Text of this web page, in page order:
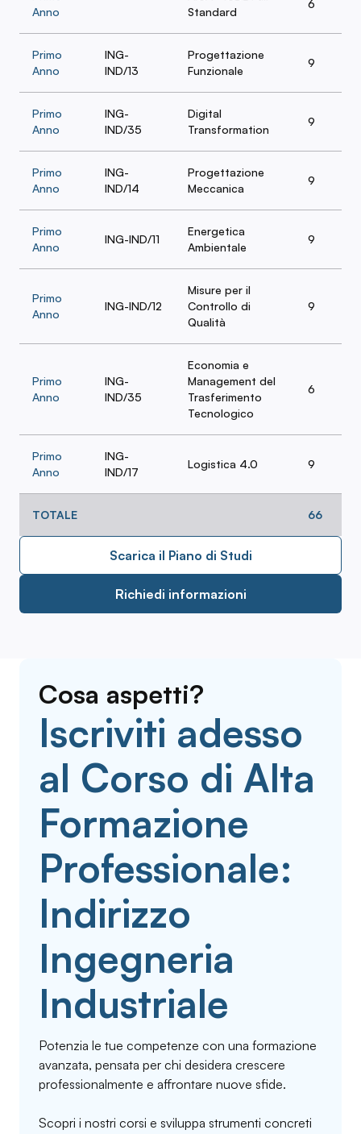
Anno
Standard
6
Primo
Anno
ING-
IND/13
Progettazione
Funzionale
9
Primo
Anno
ING-
IND/35
Digital
Transformation
9
Primo
Anno
ING-
IND/14
Progettazione
Meccanica
9
Primo
Anno
ING-IND/11
Energetica
Ambientale
9
Primo
Anno
ING-IND/12
Misure per il
Controllo di
Qualità
9
Primo
Anno
ING-
IND/35
Economia e
Management del
Trasferimento
Tecnologico
6
Primo
Anno
ING-
IND/17
Logistica 4.0 9
TOTALE 66
Scarica il Piano di Studi
Richiedi informazioni
Cosa aspetti?
Iscriviti adesso
al Corso di Alta
Formazione
Professionale:
Indirizzo
Ingegneria
Industriale
Potenzia le tue competenze con una formazione
avanzata, pensata per chi desidera crescere
professionalmente e affrontare nuove sfide.
Scopri i nostri corsi e sviluppa strumenti concreti